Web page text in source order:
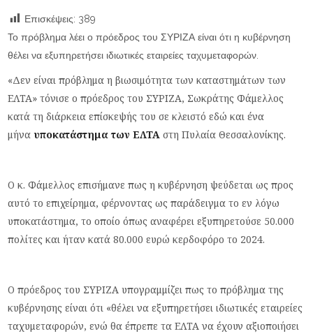
Επισκέψεις: 389
Το πρόβλημα λέει ο πρόεδρος του ΣΥΡΙΖΑ είναι ότι η κυβέρνηση
θέλει να εξυπηρετήσει ιδιωτικές εταιρείες ταχυμεταφορών.
«Δεν είναι πρόβλημα η βιωσιμότητα των καταστημάτων των
ΕΛΤΑ» τόνισε ο πρόεδρος του ΣΥΡΙΖΑ, Σωκράτης Φάμελλος
κατά τη διάρκεια επίσκεψής του σε κλειστό εδώ και ένα
μήναυποκατάστημα των ΕΛΤΑ στη Πυλαία Θεσσαλονίκης.
Ο κ. Φάμελλος επισήμανε πως η κυβέρνηση ψεύδεται ως προς
αυτό το επιχείρημα, φέρνοντας ως παράδειγμα το εν λόγω
υποκατάστημα, το οποίο όπως αναφέρει εξυπηρετούσε 50.000
πολίτες και ήταν κατά 80.000 ευρώ κερδοφόρο το 2024.
Ο πρόεδρος του ΣΥΡΙΖΑ υπογραμμίζει πως το πρόβλημα της
κυβέρνησης είναι ότι «θέλει να εξυπηρετήσει ιδιωτικές εταιρείες
ταχυμεταφορών, ενώ θα έπρεπε τα ΕΛΤΑ να έχουν αξιοποιήσει